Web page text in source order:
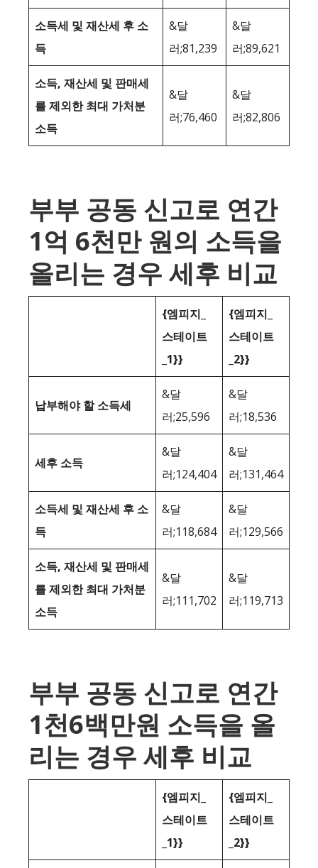
소득세 및 재산세 후 소
득
&달
러;81,239
&달
러;89,621
소득, 재산세 및 판매세
를 제외한 최대 가처분
소득
&달
러;76,460
&달
러;82,806
부부 공동 신고로 연간
1억 6천만 원의 소득을
올리는 경우 세후 비교
{엠피지_
스테이트
_1}}
{엠피지_
스테이트
_2}}
납부해야 할 소득세
&달
러;25,596
&달
러;18,536
세후 소득
&달
러;124,404
&달
러;131,464
소득세 및 재산세 후 소
득
&달
러;118,684
&달
러;129,566
소득, 재산세 및 판매세
를 제외한 최대 가처분
소득
&달
러;111,702
&달
러;119,713
부부 공동 신고로 연간
1천6백만원 소득을 올
리는 경우 세후 비교
{엠피지_
스테이트
_1}}
{엠피지_
스테이트
_2}}